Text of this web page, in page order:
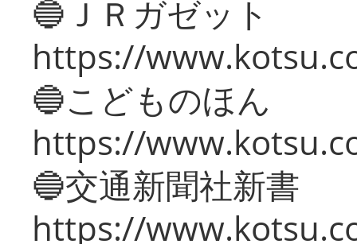
🔵ＪＲガゼット
https://
🔵こどものほん
https://
🔵交通新聞社新書
https://